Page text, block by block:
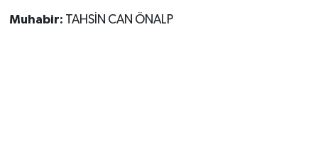
Muhabir: TAHSİN CAN ÖNALP